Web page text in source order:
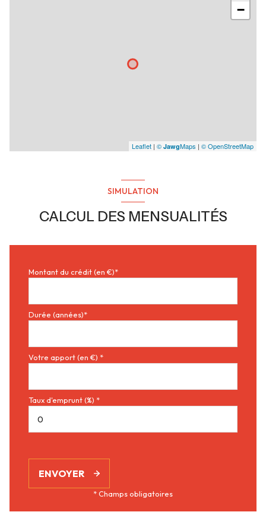
−
Leaflet | © JawgMaps | © OpenStreetMap
SIMULATION
CALCUL DES MENSUALITÉS
Montant du crédit (en €)*
Durée (années)*
Votre apport (en €) *
Taux d'emprunt (%) *
ENVOYER
* Champs obligatoires